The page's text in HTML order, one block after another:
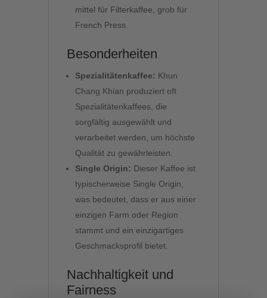
mittel für Filterkaffee, grob für
French Press.
Besonderheiten
Spezialitätenkaffee: Khun
Chang Khian produziert oft
Spezialitätenkaffees, die
sorgfältig ausgewählt und
verarbeitet werden, um höchste
Qualität zu gewährleisten.
Single Origin: Dieser Kaffee ist
typischerweise Single Origin,
was bedeutet, dass er aus einer
einzigen Farm oder Region
stammt und ein einzigartiges
Geschmacksprofil bietet.
Nachhaltigkeit und
Fairness